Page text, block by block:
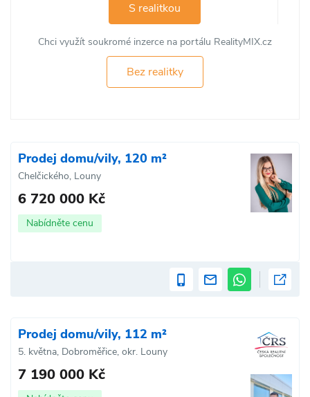
S realitkou
Chci využít soukromé inzerce na portálu RealityMIX.cz
Bez realitky
Prodej domu/vily, 120 m²
Chelčického, Louny
6 720 000 Kč
Nabídněte cenu
Prodej domu/vily, 112 m²
5. května, Dobroměřice, okr. Louny
7 190 000 Kč